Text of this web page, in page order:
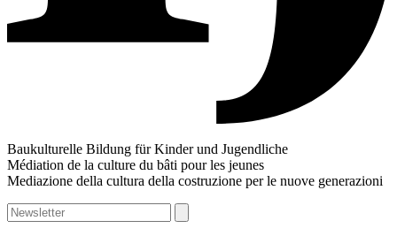
Baukulturelle Bildung für Kinder und Jugendliche
Médiation de la culture du bâti pour les jeunes
Mediazione della cultura della costruzione per le nuove generazioni